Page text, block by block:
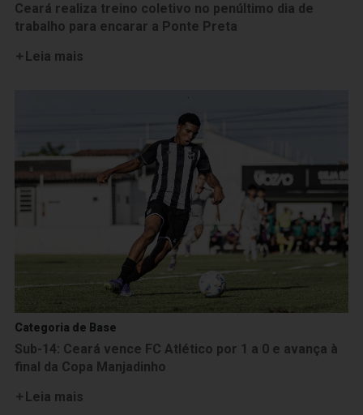
Ceará realiza treino coletivo no penúltimo dia de
trabalho para encarar a Ponte Preta
Leia mais
Categoria de Base
Sub-14: Ceará vence FC Atlético por 1 a 0 e avança à
final da Copa Manjadinho
Leia mais